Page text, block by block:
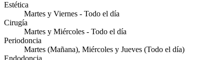
Estética
Martes y Viernes - Todo el día
Cirugía
Martes y Miércoles - Todo el día
Periodoncia
Martes (Mañana), Miércoles y Jueves (Todo el día)